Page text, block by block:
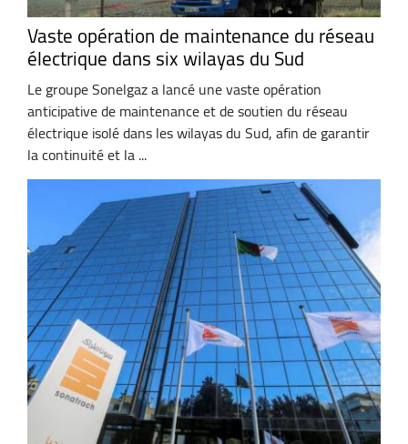
Vaste opération de maintenance du réseau
électrique dans six wilayas du Sud
Le groupe Sonelgaz a lancé une vaste opération
anticipative de maintenance et de soutien du réseau
électrique isolé dans les wilayas du Sud, afin de garantir
la continuité et la ...